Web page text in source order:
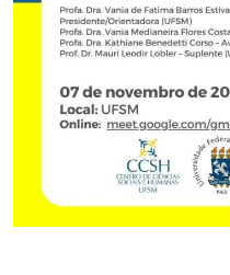
Secretaria de Governo
Gabinete de Segurança Institucional
Advocacia-Geral da União
Banco Central do Brasil